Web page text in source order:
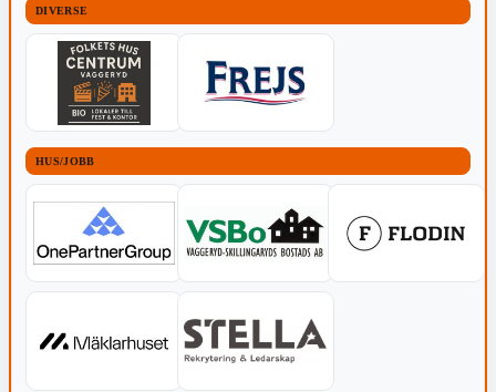
DIVERSE
HUS/JOBB